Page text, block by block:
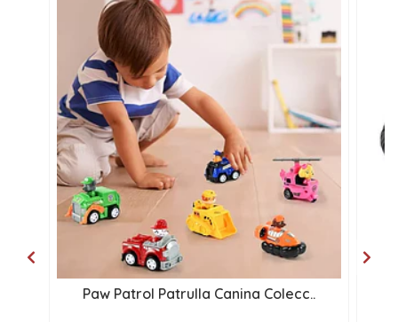
Paw Patrol Patrulla Canina Colecc..